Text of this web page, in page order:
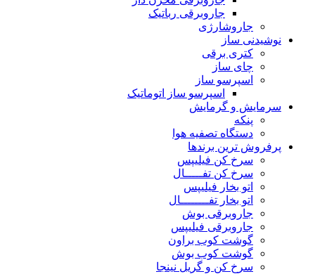
جاروبرقی رباتیک
جاروشارژی
نوشیدنی ساز
کتری برقی
چای ساز
اسپرسو ساز
اسپرسو ساز اتوماتیک
سرمایش و گرمایش
پنکه
دستگاه تصفیه هوا
پرفروش ترین برندها
سرخ کن‌ فیلیپس
سرخ‌ کن‌ تفـــــال
اتو بخار فیلیپس
اتو بخار تفــــــــال
جاروبرقی‌ بوش
جاروبرقی‌ فیلیپس
گوشت کوب براون
گوشت کوب بوش
سرخ کن و گریل نینجا